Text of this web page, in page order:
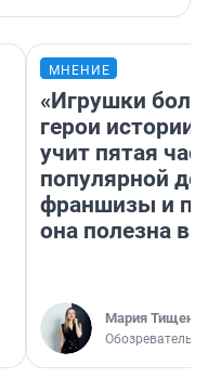
МНЕНИЕ
«Игрушки
герои
учит пятая
популярной
франшизы и
она полезна
Мария Тищенко
Обозреватель